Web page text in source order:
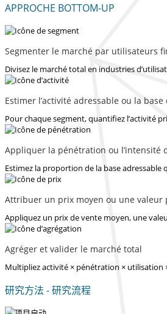
APPROCHE BOTTOM-UP
Segmenter le marché par utilisateurs
Divisez le marché total en industries
Estimer l’activité adressable ou la base
Pour chaque segment, quantifiez l’activité
Appliquer la pénétration ou l’intensité
Estimez la proportion de la base
Attribuer un prix moyen ou une valeur
Appliquez un prix de vente moyen, une
Agréger et valider le marché total
Multipliez activité × pénétration × utilisation
研究方法 - 研究流程